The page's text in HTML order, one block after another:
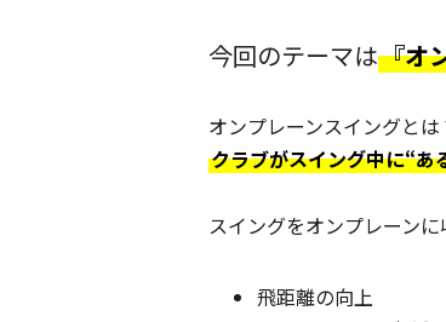
今回のテーマは『オ
オンプレーンスイングとは
クラブがスイング中に“あ
スイングをオンプレーン
飛距離の向上